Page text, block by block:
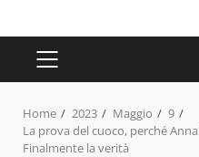
PRIMARY
MENU
Home 2023 Maggio
9
La prova del cuoco, perché
Finalmente la verità